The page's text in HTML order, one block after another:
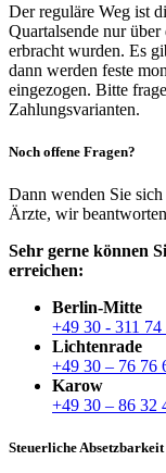
Der reguläre Weg ist
Quartalsende nur
erbracht wurden. Es
dann werden feste
eingezogen. Bitte
Zahlungsvarianten.
Noch offene Fragen?
Dann wenden Sie
Ärzte, wir
Sehr gerne können
erreichen:
Berlin-Mitte
+49 30 - 311 74
Lichtenrade
+49 30 – 76 76
Karow
+49 30 – 86 32
Steuerliche